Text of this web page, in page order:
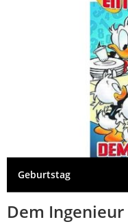
Geburtstag
Dem